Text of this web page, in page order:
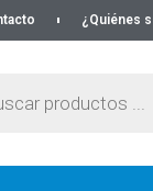
¿Quiénes